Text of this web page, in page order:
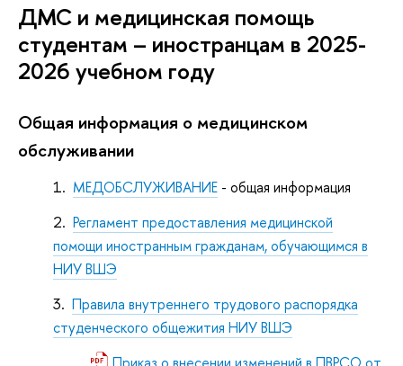
ДМС и медицинская помощь
студентам – иностранцам в 2025-
2026 учебном году
Общая информация о медицинском
обслуживании
МЕДОБСЛУЖИВАНИЕ - общая информация
Регламент предоставления медицинской
помощи иностранным гражданам, обучающимся в
НИУ ВШЭ
Правила внутреннего трудового распорядка
студенческого общежития НИУ ВШЭ